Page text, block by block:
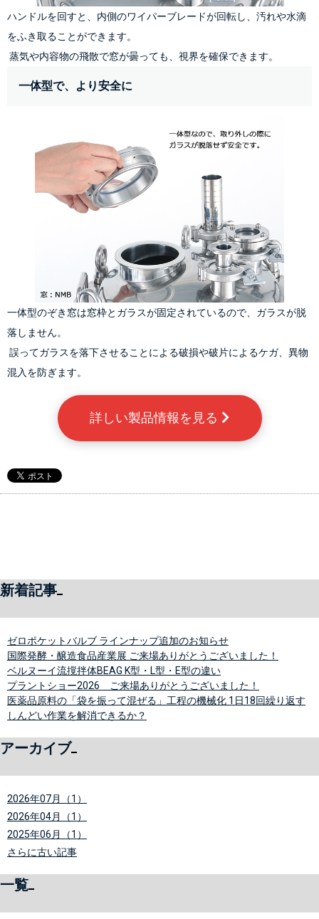
ハンドルを回すと、内側のワイパーブレードが回転し、汚れや水滴
をふき取ることができます。
蒸気や内容物の飛散で窓が曇っても、視界を確保できます。
一体型で、より安全に
一体型のぞき窓は窓枠とガラスが固定されているので、ガラスが脱
落しません。
混入を防ぎます。
詳しい製品情報を見る
新着記事
ゼロポケットバルブ ラインナップ追加のお知らせ
国際発酵・醸造食品産業展 ご来場ありがとうございました！
ベルヌーイ流撹拌体BEAG K型・L型・E型の違い
プラントショー2026 ご来場ありがとうございました！
医薬品原料の「袋を振って混ぜる」工程の機械化 1日18回繰り返す
しんどい作業を解消できるか？
アーカイブ
2026年07月（1）
2026年04月（1）
2025年06月（1）
さらに古い記事
一覧